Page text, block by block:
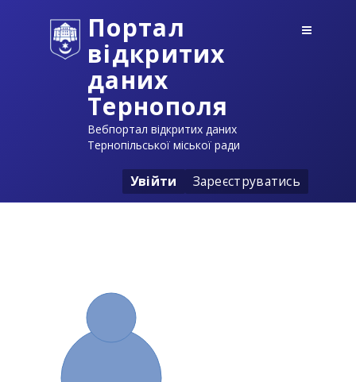
Портал
відкритих
даних
Тернополя
Вебпортал відкритих даних
Тернопільської міської ради
Увійти Зареєструватись